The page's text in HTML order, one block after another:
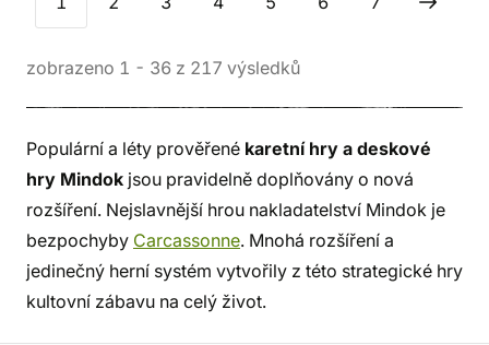
zobrazeno 1 - 36 z 217 výsledků
Populární a léty prověřené karetní hry a deskové
hry Mindok jsou pravidelně doplňovány o nová
rozšíření. Nejslavnější hrou nakladatelství Mindok je
bezpochyby Carcassonne. Mnohá rozšíření a
jedinečný herní systém vytvořily z této strategické hry
kultovní zábavu na celý život.